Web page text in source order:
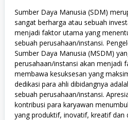
Sumber Daya Manusia (SDM)
sangat berharga atau sebuah
menjadi faktor utama yang
sebuah perusahaan/instansi.
Sumber Daya Manusia (MSDM)
perusahaan/instansi akan menjadi
membawa kesuksesan yang
dedikasi para ahli dibidangnya
sebuah perusahaan/instansi.
kontribusi para karyawan
yang produktif, inovatif, kreatif dan